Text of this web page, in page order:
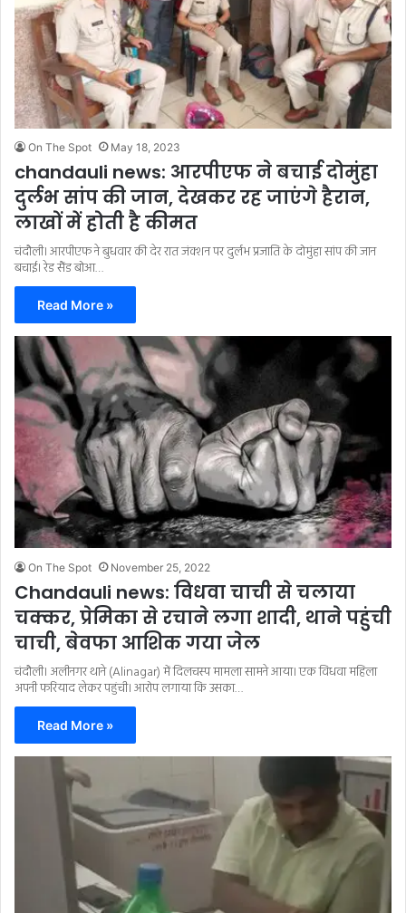
On The Spot May 18, 2023
chandauli news: आरपीएफ ने बचाई दोमुंहा
दुर्लभ सांप की जान, देखकर रह जाएंगे हैरान,
लाखों में होती है कीमत
चंदौली। आरपीएफ ने बुधवार की देर रात जंक्शन पर दुर्लभ प्रजाति के दोमुंहा सांप की जान
बचाई। रेड सैंड बोआ…
Read More »
On The Spot November 25, 2022
Chandauli news: विधवा चाची से चलाया
चक्कर, प्रेमिका से रचाने लगा शादी, थाने पहुंची
चाची, बेवफा आशिक गया जेल
चंदौली। अलीनगर थाने (Alinagar) में दिलचस्प मामला सामने आया। एक विधवा महिला
अपनी फरियाद लेकर पहुंची। आरोप लगाया कि उसका…
Read More »